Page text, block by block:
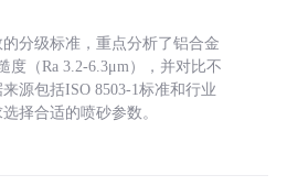
分级标准，重点分析了铝合金
度（Ra 3.2-6.3μm），并对比不
源包括ISO 8503-1标准和行业
择合适的喷砂参数。